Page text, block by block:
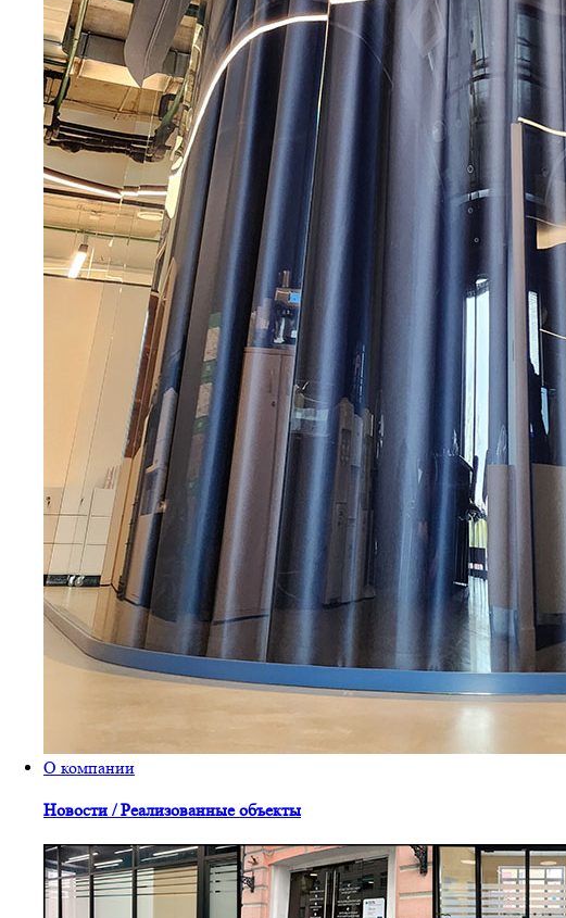
О компании
Новости / Реализованные объекты